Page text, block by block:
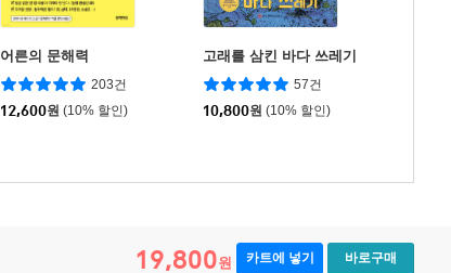
어른의 문해력
203건
12,600원 (10% 할인)
고래를 삼킨 바다 쓰레기
57건
10,800원 (10% 할인)
19,800원 카트에 넣기 바로구매